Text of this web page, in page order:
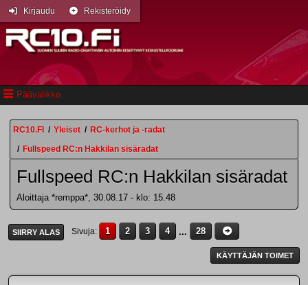
Päävalikko
Kirjaudu Rekisteröidy
RC10.FI / Yleiset / RC-kerhot ja -radat
/ Fullspeed RC:n Hakkilan sisäradat
Fullspeed RC:n Hakkilan sisäradat
Aloittaja *remppa*, 30.08.17 - klo: 15.48
SIIRRY ALAS Sivuja 1 2 3 4 ... 28
KÄYTTÄJÄN TOIMET